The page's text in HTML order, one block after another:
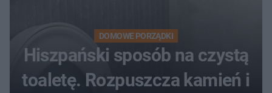
DOMOWE PORZĄDKI
Hiszpański sposób na czystą
toaletę. Rozpuszcza kamień i